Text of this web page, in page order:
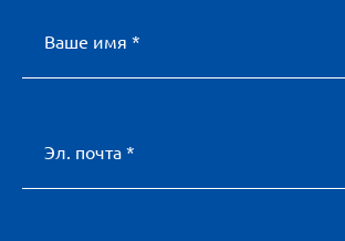
Ваше имя *
Эл. почта *